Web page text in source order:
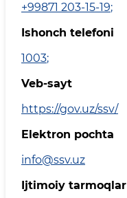
+99871 203-15-19;
Ishonch telefoni
1003;
Veb-sayt
https://gov.uz/ssv/
Elektron pochta
info@ssv.uz
Ijtimoiy tarmoqlar